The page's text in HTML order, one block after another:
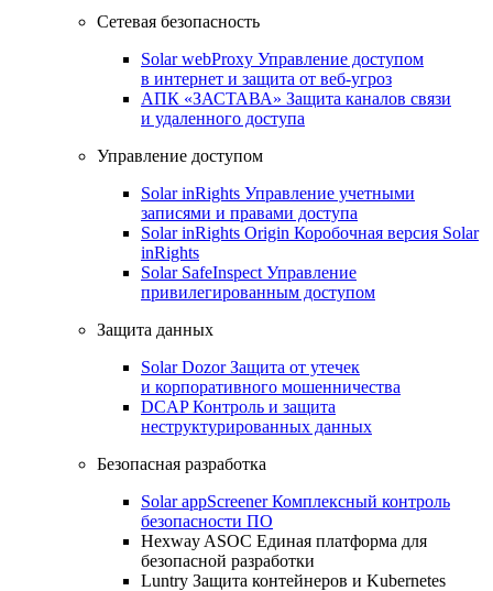
Сетевая безопасность
Solar webProxy Управление доступом
в интернет и защита от веб-угроз
АПК «ЗАСТАВА» Защита каналов связи
и удаленного доступа
Управление доступом
Solar inRights Управление учетными
записями и правами доступа
Solar inRights Origin Коробочная версия Solar
inRights
Solar SafeInspect Управление
привилегированным доступом
Защита данных
Solar DozorЗащита от утечек
и корпоративного мошенничества
DCAPКонтроль и защита
неструктурированных данных
Безопасная разработка
Solar appScreenerКомплексный контроль
безопасности ПО
Hexway ASOC Единая платформа для
безопасной разработки
Luntry Защита контейнеров и Kubernetes